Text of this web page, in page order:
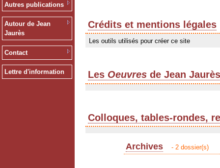
Autres publications
Autour de Jean
Jaurès
Contact
Lettre d'information
Crédits et mentions légales
Les outils utilisés pour créer ce site
Les Oeuvres de Jean
Colloques, tables-rondes,
Archives - 2 dossier(s)